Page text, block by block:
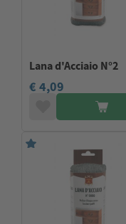
Lana d'Acciaio N°2
€ 4,09